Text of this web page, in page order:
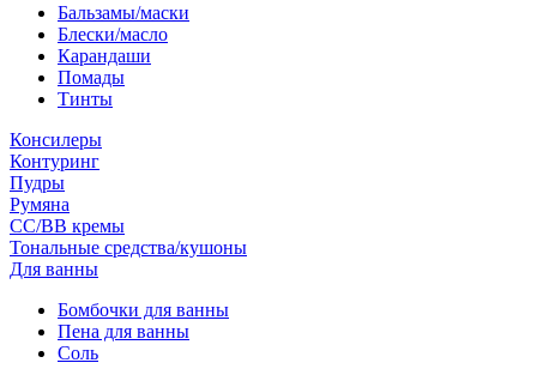
Бальзамы/маски
Блески/масло
Карандаши
Помады
Тинты
Консилеры
Контуринг
Пудры
Румяна
СС/ВВ кремы
Тональные средства/кушоны
Для ванны
Бомбочки для ванны
Пена для ванны
Соль